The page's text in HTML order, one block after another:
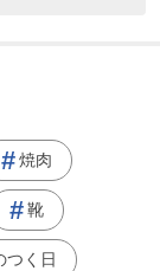
焼肉
靴
つく日